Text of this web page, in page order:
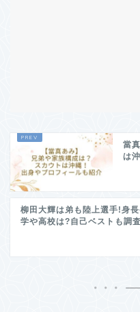
當
は
柳田大輝は弟も陸上選手!身
学や高校は?自己ベストも調査